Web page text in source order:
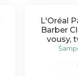
L'Oréal
Barber
vousy,